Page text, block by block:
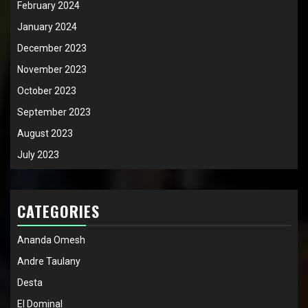
February 2024
January 2024
December 2023
November 2023
October 2023
September 2023
August 2023
July 2023
CATEGORIES
Ananda Omesh
Andre Taulany
Desta
El Dominal